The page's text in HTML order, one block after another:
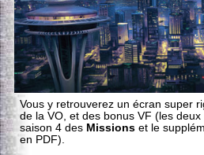
Vous y retrouverez un écran super
de la VO, et des bonus VF (les
saison 4 des Missions et le
en PDF).